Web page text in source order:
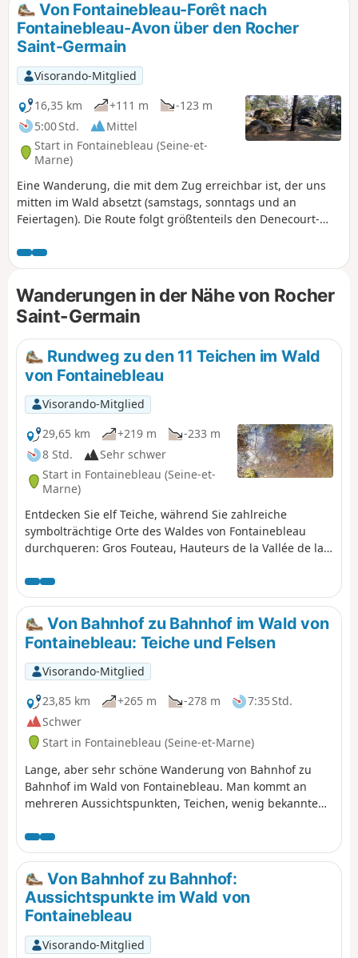
Von Fontainebleau-Forêt nach
Fontainebleau-Avon über den Rocher
Saint-Germain
Visorando-Mitglied
16,35 km
+111 m
-123 m
5:00 Std.
Mittel
Start in Fontainebleau (Seine-et-
Marne)
Eine Wanderung, die mit dem Zug erreichbar ist, der uns
mitten im Wald absetzt (samstags, sonntags und an
Feiertagen). Die Route folgt größtenteils den Denecourt-
als „blaue Wege“ bezeichnet werden. Man schlängelt sich
durch das Unterholz, fernab der breiten Waldwege, und
windet sich zwischen den Felsen hindurch. Am Rocher
Cassepot gibt es zwei schöne Aussichtspunkte, von denen
aus man einen weiten Ausblick genießen kann. Am Ende
der Wanderung kommt man an mehreren Brunnen vorbei.
Wanderungen in der Nähe von Rocher
Saint-Germain
Rundweg zu den 11 Teichen im Wald
von Fontainebleau
Visorando-Mitglied
29,65 km
+219 m
-233 m
8 Std.
Sehr schwer
Start in Fontainebleau (Seine-et-
Marne)
Entdecken Sie elf Teiche, während Sie zahlreiche
symbolträchtige Orte des Waldes von Fontainebleau
durchqueren: Gros Fouteau, Hauteurs de la Vallée de la
Sanguinède, Croix du Gand Veneur, Chaos d'Apremont,
Mare aux Sangliers, Rocher Cuvier Chatillon, Mare aux
Canards, à Dagneau, à Piat, Longues vallées, Rocher
Canon, Mare aux Evées, aux Cerfs, Plaine de Bois-le-Roi,
de Samois, Mare du Marchais, Samois-sur-Seine, Île du
Berceau, la Tour Denecourt.
Von Bahnhof zu Bahnhof im Wald von
Fontainebleau: Teiche und Felsen
Visorando-Mitglied
23,85 km
+265 m -278 m
7:35 Std.
Schwer
Start in Fontainebleau (Seine-et-Marne)
Lange, aber sehr schöne Wanderung von Bahnhof zu
Bahnhof im Wald von Fontainebleau. Man kommt an
mehreren Aussichtspunkten, Teichen, wenig bekannten
Von Bahnhof zu Bahnhof:
Aussichtspunkte im Wald von
Fontainebleau
Visorando-Mitglied